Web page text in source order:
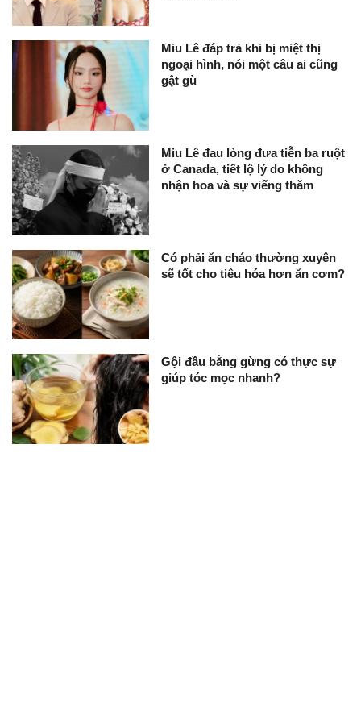
Miu Lê đáp trả khi bị miệt thị
ngoại hình, nói một câu ai cũng
gật gù
Miu Lê đau lòng đưa tiễn ba ruột
ở Canada, tiết lộ lý do không
nhận hoa và sự viếng thăm
Có phải ăn cháo thường xuyên
sẽ tốt cho tiêu hóa hơn ăn cơm?
Gội đầu bằng gừng có thực sự
giúp tóc mọc nhanh?